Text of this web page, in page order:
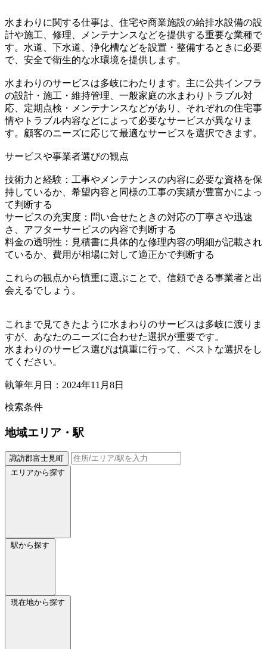
水まわりに関する仕事は、住宅や商業施設の給排水設備の設
計や施工、修理、メンテナンスなどを提供する重要な業種で
す。水道、下水道、浄化槽などを設置・整備するときに必要
で、安全で衛生的な水環境を提供します。
水まわりのサービスは多岐にわたります。主に公共インフラ
の設計・施工・維持管理、一般家庭の水まわりトラブル対
応、定期点検・メンテナンスなどがあり、それぞれの住宅事
情やトラブル内容などによって必要なサービスが異なりま
す。顧客のニーズに応じて最適なサービスを選択できます。
サービスや事業者選びの観点
技術力と経験：工事やメンテナンスの内容に必要な資格を保
持しているか、希望内容と同様の工事の実績が豊富かによっ
て判断する
サービスの充実度：問い合せたときの対応の丁寧さや迅速
さ、アフターサービスの内容で判断する
料金の透明性：見積書に具体的な修理内容の明細が記載され
ているか、費用が相場に対して適正かで判断する
これらの観点から慎重に選ぶことで、信頼できる事業者と出
会えるでしょう。
これまで見てきたように水まわりのサービスは多岐に渡りま
すが、あなたのニーズに合わせた選択が重要です。
水まわりのサービス選びは慎重に行って、ベストな選択をし
てください。
執筆年月日：2024年11月8日
検索条件
地域エリア・駅
諏訪郡富士見町
エリアから探す
駅から探す
現在地から探す